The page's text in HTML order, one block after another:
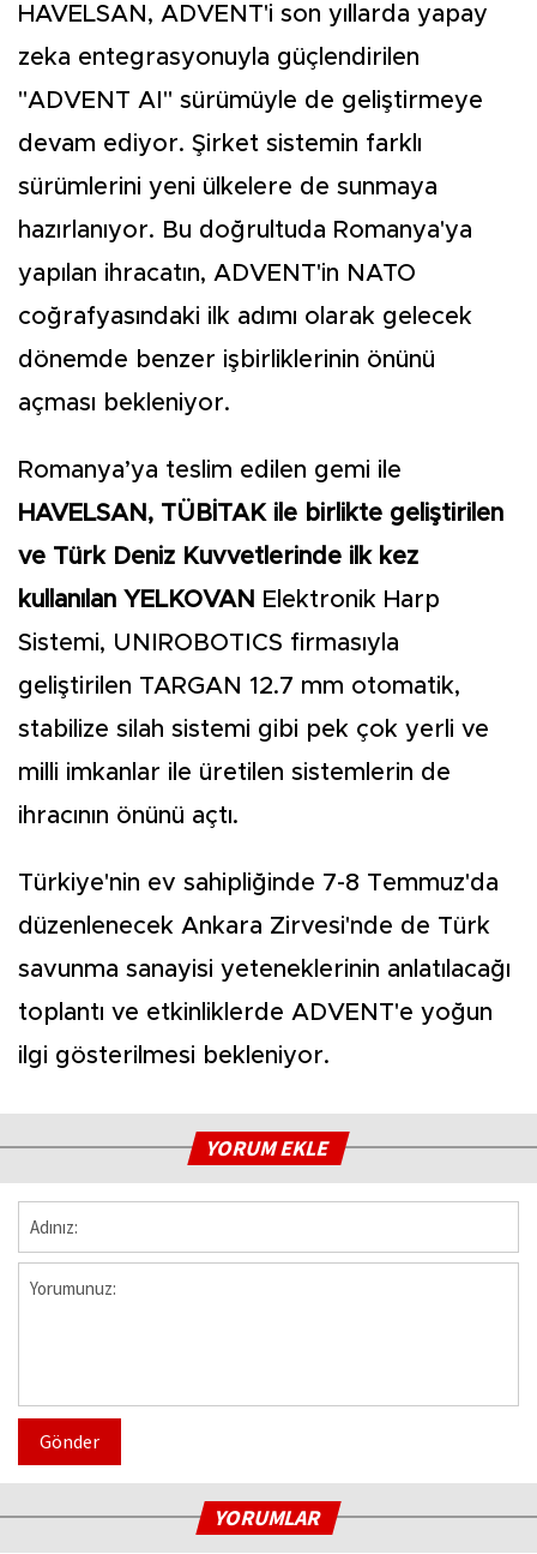
HAVELSAN, ADVENT'i son yıllarda yapay
zeka entegrasyonuyla güçlendirilen
"ADVENT AI" sürümüyle de geliştirmeye
devam ediyor. Şirket sistemin farklı
sürümlerini yeni ülkelere de sunmaya
hazırlanıyor. Bu doğrultuda Romanya'ya
yapılan ihracatın, ADVENT'in NATO
coğrafyasındaki ilk adımı olarak gelecek
dönemde benzer işbirliklerinin önünü
açması bekleniyor.
Romanya’ya teslim edilen gemi ile
HAVELSAN, TÜBİTAK ile birlikte geliştirilen
ve Türk Deniz Kuvvetlerinde ilk kez
kullanılan YELKOVAN
Elektronik Harp
Sistemi, UNIROBOTICS firmasıyla
geliştirilen TARGAN 12.7 mm otomatik,
stabilize silah sistemi gibi pek çok yerli ve
milli imkanlar ile üretilen sistemlerin de
ihracının önünü açtı.
Türkiye'nin ev sahipliğinde 7-8 Temmuz'da
düzenlenecek Ankara Zirvesi'nde de Türk
savunma sanayisi yeteneklerinin anlatılacağı
toplantı ve etkinliklerde ADVENT'e yoğun
ilgi gösterilmesi bekleniyor.
YORUM EKLE
Gönder
YORUMLAR